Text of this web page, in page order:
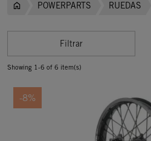
POWERPARTS RUEDAS
Filtrar
Showing 1-6 of 6 item(s)
-8%